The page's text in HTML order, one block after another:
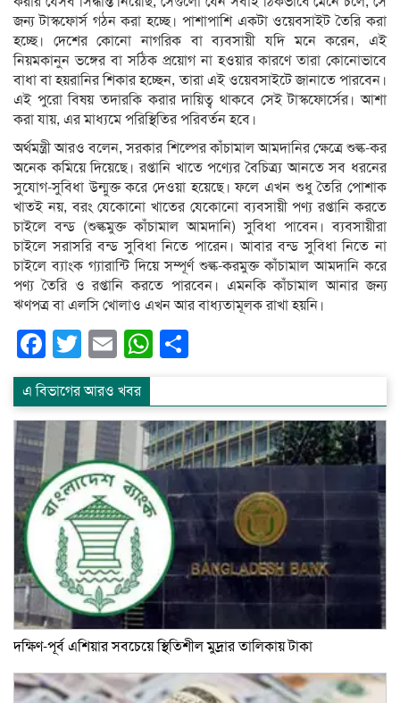
জন্য টাস্কফোর্স গঠন করা হচ্ছে। পাশাপাশি একটা ওয়েবসাইট তৈরি করা
হচ্ছে।​ দেশের কোনো নাগরিক বা ব্যবসায়ী যদি মনে করেন, এই
নিয়মকানুন ভঙ্গের বা সঠিক প্রয়োগ না হওয়ার কারণে তারা কোনোভাবে
বাধা বা হয়রানির শিকার হচ্ছেন, তারা এই ওয়েবসাইটে জানাতে পারবেন।
এই পুরো বিষয় তদারকি করার দায়িত্ব থাকবে সেই টাস্কফোর্সের। আশা
করা যায়, এর মাধ্যমে পরিস্থিতির পরিবর্তন হবে।
অর্থমন্ত্রী আরও বলেন, সরকার শিল্পের কাঁচামাল আমদানির ক্ষেত্রে শুল্ক-কর
অনেক কমিয়ে দিয়েছে।​ রপ্তানি খাতে পণ্যের বৈচিত্র্য আনতে সব ধরনের
সুযোগ-সুবিধা উন্মুক্ত করে দেওয়া হয়েছে। ফলে এখন শুধু তৈরি পোশাক
খাতই নয়, বরং যেকোনো খাতের যেকোনো ব্যবসায়ী পণ্য রপ্তানি করতে
চাইলে বন্ড (শুল্কমুক্ত কাঁচামাল আমদানি) সুবিধা পাবেন। ​ব্যবসায়ীরা
চাইলে সরাসরি বন্ড সুবিধা নিতে পারেন। আবার বন্ড সুবিধা নিতে না
চাইলে ব্যাংক গ্যারান্টি দিয়ে সম্পূর্ণ শুল্ক-করমুক্ত কাঁচামাল আমদানি করে
পণ্য তৈরি ও রপ্তানি করতে পারবেন।​ এমনকি কাঁচামাল আনার জন্য
ঋণপত্র বা এলসি খোলাও এখন আর বাধ্যতামূলক রাখা হয়নি।
Facebook
Twitter
EmailWhatsApp
এ বিভাগের আরও খবর
দক্ষিণ-পূর্ব এশিয়ার সবচেয়ে স্থিতিশীল মুদ্রার তালিকায় টাকা